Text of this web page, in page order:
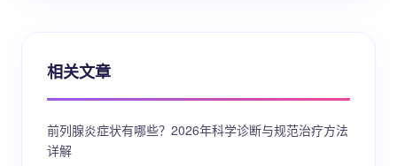
相关文章
前列腺炎症状有哪些？2026年科学诊断与规范治疗方法
详解